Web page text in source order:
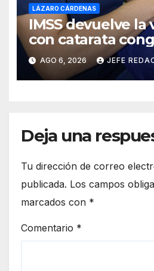
LÁZARO CÁRDENAS
IMSS devuelve la
con catarata
23 años de
AGO 6, 2026 JEFE
Deja una
Tu dirección de correo
publicada. Los campos
marcados con *
Comentario *